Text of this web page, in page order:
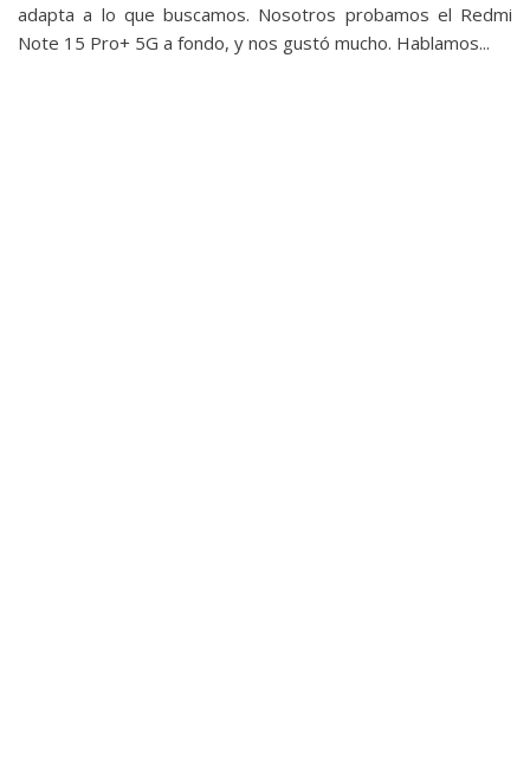
adapta a lo que buscamos. Nosotros probamos el Redmi
Note 15 Pro+ 5G‎ a fondo, y nos gustó mucho. Hablamos...